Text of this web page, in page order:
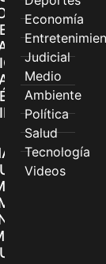
CANALES
ATENCIÓN
EN
EN
SUS
LA FERIA
QUE
Y CREAN’
Economía
Judicial
Medio
Ambiente
Política
Salud
Tecnología
Videos